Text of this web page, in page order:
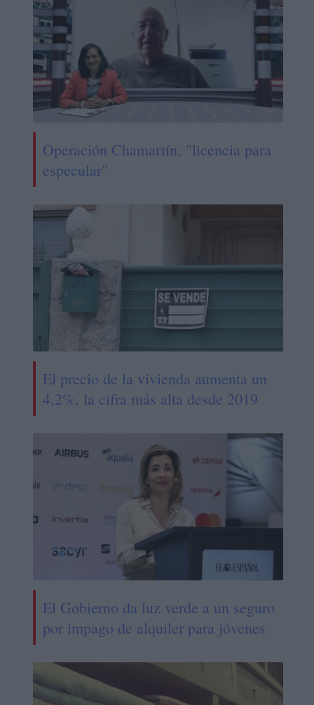
Operación Chamartín, "licencia para
especular"
El precio de la vivienda aumenta un
4,2%, la cifra más alta desde 2019
El Gobierno da luz verde a un seguro
por impago de alquiler para jóvenes